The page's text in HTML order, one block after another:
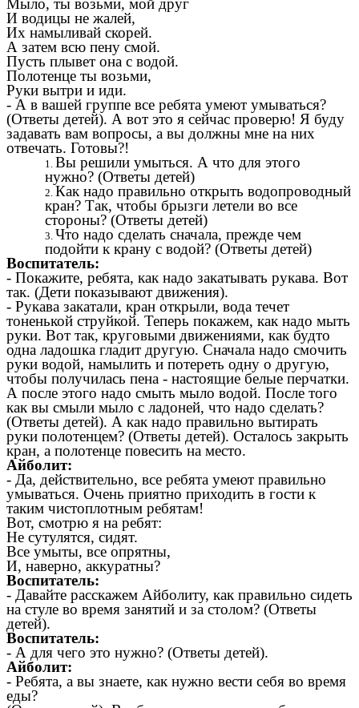
Мыло, ты возьми, мой друг
И водицы не жалей,
Их намыливай скорей.
А затем всю пену смой.
Пусть плывет она с водой.
Полотенце ты возьми,
Руки вытри и иди.
- А в вашей группе все ребята умеют умываться?
(Ответы детей). А вот это я сейчас проверю! Я буду
задавать вам вопросы, а вы должны мне на них
отвечать. Готовы?!
Вы решили умыться. А что для этого
нужно? (Ответы детей)
Как надо правильно открыть водопроводный
кран? Так, чтобы брызги летели во все
стороны? (Ответы детей)
Что надо сделать сначала, прежде чем
подойти к крану с водой? (Ответы детей)
Воспитатель:
- Покажите, ребята, как надо закатывать рукава. Вот
так. (Дети показывают движения).
- Рукава закатали, кран открыли, вода течет
тоненькой струйкой. Теперь покажем, как надо мыть
руки. Вот так, круговыми движениями, как будто
одна ладошка гладит другую. Сначала надо смочить
руки водой, намылить и потереть одну о другую,
чтобы получилась пена - настоящие белые перчатки.
А после этого надо смыть мыло водой. После того
как вы смыли мыло с ладоней, что надо сделать?
(Ответы детей). А как надо правильно вытирать
руки полотенцем? (Ответы детей). Осталось закрыть
кран, а полотенце повесить на место.
Айболит:
- Да, действительно, все ребята умеют правильно
умываться. Очень приятно приходить в гости к
таким чистоплотным ребятам!
Вот, смотрю я на ребят:
Не сутулятся, сидят.
Все умыты, все опрятны,
И, наверно, аккуратны?
Воспитатель:
- Давайте расскажем Айболиту, как правильно сидеть
на стуле во время занятий и за столом? (Ответы
детей).
Воспитатель:
- А для чего это нужно? (Ответы детей).
Айболит:
- Ребята, а вы знаете, как нужно вести себя во время
еды?